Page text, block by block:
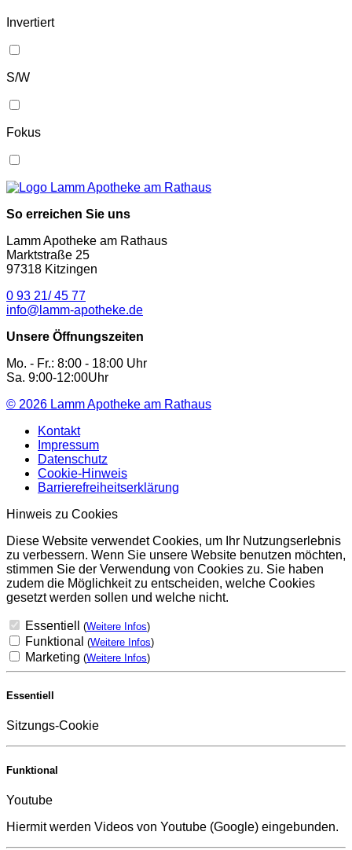
Invertiert
S/W
Fokus
So erreichen Sie uns
Lamm Apotheke am Rathaus
Marktstraße 25
97318 Kitzingen
0 93 21/ 45 77
info@lamm-apotheke.de
Unsere Öffnungszeiten
Mo. - Fr.: 8:00 - 18:00 Uhr
Sa. 9:00-12:00Uhr
© 2026 Lamm Apotheke am Rathaus
Kontakt
Impressum
Datenschutz
Cookie-Hinweis
Barrierefreiheitserklärung
Hinweis zu Cookies
Diese Website verwendet Cookies, um Ihr Nutzungserlebnis
zu verbessern. Wenn Sie unsere Website benutzen möchten,
stimmen Sie der Verwendung von Cookies zu. Sie haben
zudem die Möglichkeit zu entscheiden, welche Cookies
gesetzt werden sollen und welche nicht.
Essentiell (Weitere Infos)
Funktional (Weitere Infos)
Marketing (Weitere Infos)
Essentiell
Sitzungs-Cookie
Funktional
Youtube
Hiermit werden Videos von Youtube (Google) eingebunden.